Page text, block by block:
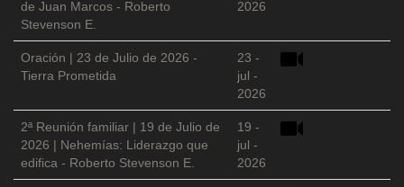
de Juan Marcos - Roberto
Stevenson E.
2026
Oración | 23 de Julio de 2026 -
Tierra Prometida
23 -
jul -
2026
2ª Reunión familiar | 19 de Julio de
2026 | Nehemías: Liderazgo que
edifica - Roberto Stevenson E.
19 -
jul -
2026